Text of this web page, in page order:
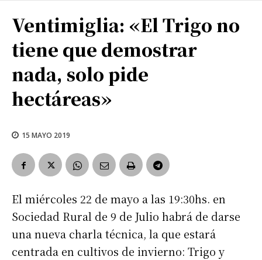
Ventimiglia: «El Trigo no
tiene que demostrar
nada, solo pide
hectáreas»
15 MAYO 2019
El miércoles 22 de mayo a las 19:30hs. en
Sociedad Rural de 9 de Julio habrá de darse
una nueva charla técnica, la que estará
centrada en cultivos de invierno: Trigo y